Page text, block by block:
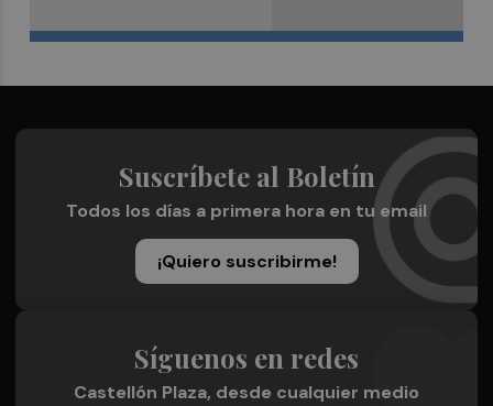
Suscríbete al Boletín
Todos los días a primera hora en tu email
¡Quiero suscribirme!
Síguenos en redes
Castellón Plaza, desde cualquier medio